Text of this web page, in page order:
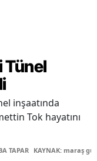
Tünel
inşaatında
Tok hayatını
TAPAR KAYNAK: maraş